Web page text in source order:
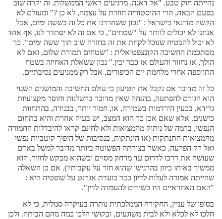
נהייתה חוק טבע. "אל דאגה, מרגיעים ראשי הממשלות. זה יקרה שוב
בפעם הבאה, הרי ההיסטוריה חוזרת על עצמה, לא כן ?" ומעולם לא
הקשה מדינאי בישראל : "נכון ששחררנו את כל זה בששה ימים, אבל
אנחנו לא יכולים לוותר על "שטחים", כי אם זה לא יסתדר לנו, אף אחד
לא יכול להבטיח שנוכל לקחת את זה בחזרה שוב תוך ששה ימים". כך
מסתכמת החשיבה הקונצפטואלית : "שטחים תמורת שלום, ואם לא
הולך, אז נחזור והעולם אז כבר יבין." נכון ששאלת האחיזה בשטח
התווספה אחרי מלחמת יום הכיפורים, אבל רק ממניעים נסיבתיים.
כל זה מדובר אם נקבל את הטיעון כי עולם החשיבה והמושגים השגוי
הוא הגורם להפתעה, בהנחה שאין מדובר ברשלנות וחוסר מקצועיות
גרידא, בכעין הירדמות בשמירה, או, חמור יותר, בבגידה, בהתחזות
כישנים. אלא שאם אכן כך הוא המצב, יש בעיה אחרת והיא בתחום
הנפשי, ברמה של ניתוק מהמציאות ולא לחינם קראו להיבדלות החמורה
מהמציאות התנתקות (או הינתקות, בנסיבות של היפוך קוטביות נפשי
ואל רק הפרעה, כאשר בצורתה הפשוטה ביותר מדובר למשל באדם
שעושה את דרכו לדרום עד מרחק מסוים וכשהוא מבקש לחזור, הוא
ממשיך באותו כיוון בהרגישו שהוא חזר על עקבותיו). אם כן השאלה
שהייתה אמורה לעלות לדיון כבר בועדת אגרנט על שופטיה היא :
"האם האחראיים היו כשירים להעמדה לדין".
בסופו של עניין, החקירה הממלכתית נותרה בעיקרה סמלית, כי לא
הלכו לא לכלא ולא לבית משוגעים, ובקושי הלכו כמה מהם הביתה. ולכן